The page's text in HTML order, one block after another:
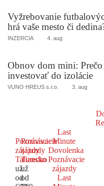
Vyžrebovanie
hrá vaše mesto či
INZERCIA 4. aug
Obnov dom mini: Prečo
investovať do izolácie
VUNO HREUS s.r.o. 3. aug
Poznávacie
zájazdy
Taliansko
už
od
Poznávacie
zájazdy
Turecko
už
od
Last
Minute
Dovolenka
Poznávacie
zájazdy
Last